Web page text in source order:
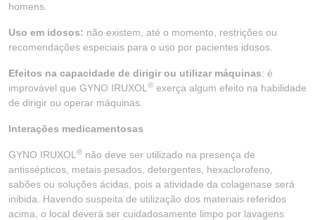
homens.
Uso em idosos: não existem, até o momento, restrições ou
recomendações especiais para o uso por pacientes idosos.
Efeitos na capacidade de dirigir ou utilizar máquinas: é
improvável que GYNO IRUXOL ® exerça algum efeito na habilidade
de dirigir ou operar máquinas.
Interações medicamentosas
GYNO IRUXOL ® não deve ser utilizado na presença de
antissépticos, metais pesados, detergentes, hexaclorofeno,
sabões ou soluções ácidas, pois a atividade da colagenase será
inibida. Havendo suspeita de utilização dos materiais referidos
acima, o local deverá ser cuidadosamente limpo por lavagens